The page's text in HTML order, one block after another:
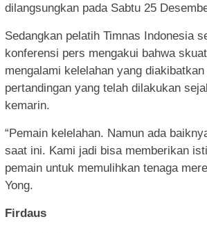
dilangsungkan pada Sabtu 25
Sedangkan pelatih Timnas Indonesia
konferensi pers mengakui bahwa
mengalami kelelahan yang
pertandingan yang telah dilakukan
kemarin.
“Pemain kelelahan. Namun ada
saat ini. Kami jadi bisa memberikan
pemain untuk memulihkan tenaga
Yong.
Firdaus